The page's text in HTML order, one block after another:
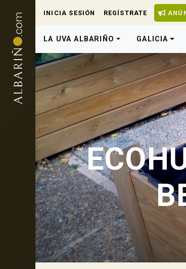
INICIA SESIÓN REGÍSTRATE
LA UVA ALBARIÑO GALICIA